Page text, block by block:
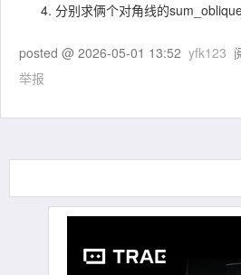
分别求俩个对角线的
posted @ 2026-05-01 13:52 yfk123
举报